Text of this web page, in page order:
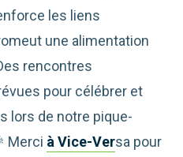
les liens
une alimentation
rencontres
pour célébrer et
lors de notre pique-
Merci à Vice-Versa pour